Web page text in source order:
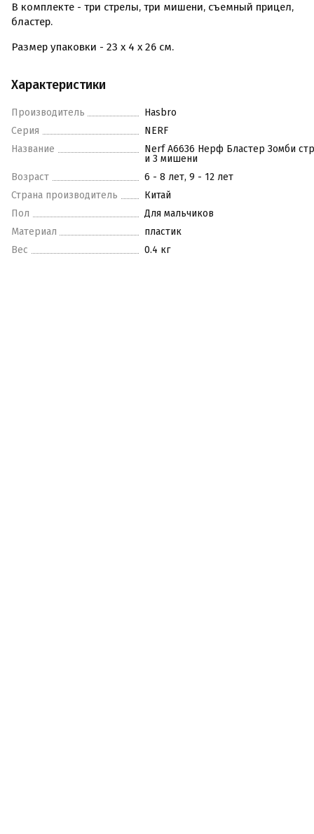
В комплекте - три стрелы, три мишени, съемный прицел,
бластер.
Размер упаковки - 23 x 4 х 26 см.
Характеристики
Производитель
Hasbro
Серия
NERF
Название
Nerf A6636 Нерф Бластер Зомби
и 3 мишени
Возраст
6 - 8 лет, 9 - 12 лет
Страна производитель
Китай
Пол
Для мальчиков
Материал
пластик
Вес
0.4 кг